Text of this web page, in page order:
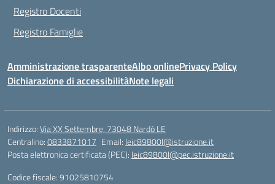
Registro Docenti
Registro Famiglie
Amministrazione trasparenteAlbo onlinePrivacy Policy
Dichiarazione di accessibilitàNote legali
Indirizzo:Via XX Settembre, 73048 Nardò LE
Centralino:0833871017 Email: leic89800l@istruzione.it
Posta elettronica certificata (PEC): leic89800l@pec.istruzione.it
Codice fiscale: 91025810754